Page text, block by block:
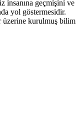
insanına geçmişini ve
yol göstermesidir.
üzerine kurulmuş bilim